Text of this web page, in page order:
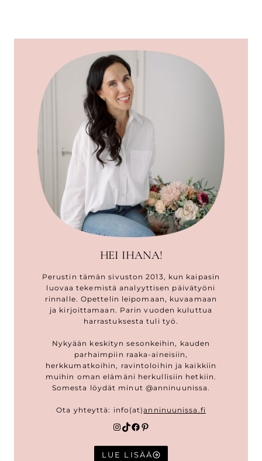
HEI IHANA!
Perustin tämän sivuston 2013, kun kaipasin
luovaa tekemistä analyyttisen päivätyöni
rinnalle. Opettelin leipomaan, kuvaamaan
ja kirjoittamaan. Parin vuoden kuluttua
harrastuksesta tuli työ.
Nykyään keskityn sesonkeihin, kauden
parhaimpiin raaka-aineisiin,
herkkumatkoihin, ravintoloihin ja kaikkiin
muihin oman elämäni herkullisiin hetkiin.
Somesta löydät minut @anninuunissa.
Ota yhteyttä: info(at)anninuunissa.fi
Instagram
TikTok
Facebook
Pinterest
LUE LISÄÄ